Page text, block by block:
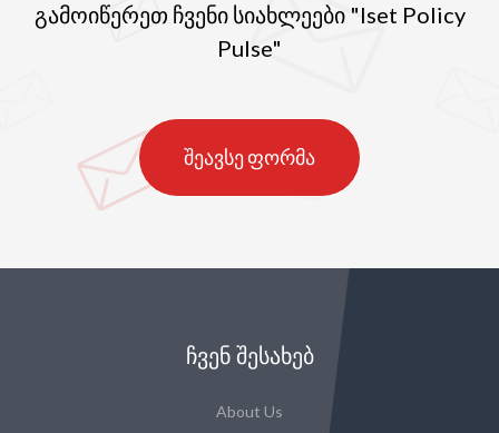
გამოიწერეთ ჩვენი სიახლეები "Iset Policy
Pulse"
შეავსე ფორმა
ᲩᲕᲔᲜ ᲨᲔᲡᲐᲮᲔᲑ
About Us